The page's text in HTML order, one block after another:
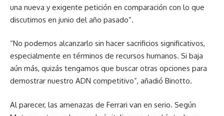
una nueva y exigente petición en comparación con lo que
discutimos en junio del año pasado”.
“No podemos alcanzarlo sin hacer sacrificios significativos,
especialmente en términos de recursos humanos. Si baja
aún más, quizás tengamos que buscar otras opciones para
demostrar nuestro ADN competitivo”, añadió Binotto.
Al parecer, las amenazas de Ferrari van en serio. Según